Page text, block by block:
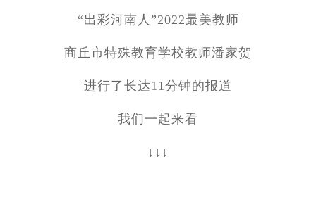
“出彩河南人”2022最美教师
商丘市特殊教育学校教师潘家贺
进行了长达11分钟的报道
我们一起来看
↓↓↓